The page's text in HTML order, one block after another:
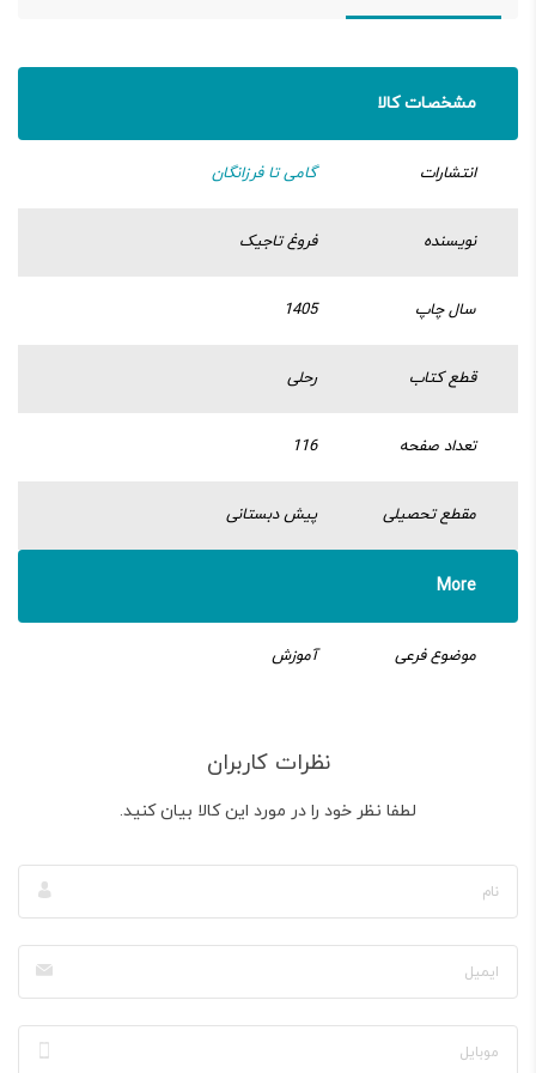
مشخصات کالا
انتشارات گامی تا فرزانگان
نویسنده فروغ تاجیک
سال چاپ 1405
قطع کتاب رحلی
تعداد صفحه 116
مقطع تحصیلی پیش دبستانی
More
موضوع فرعی آموزش
نظرات کاربران
لطفا نظر خود را در مورد این کالا بیان کنید.